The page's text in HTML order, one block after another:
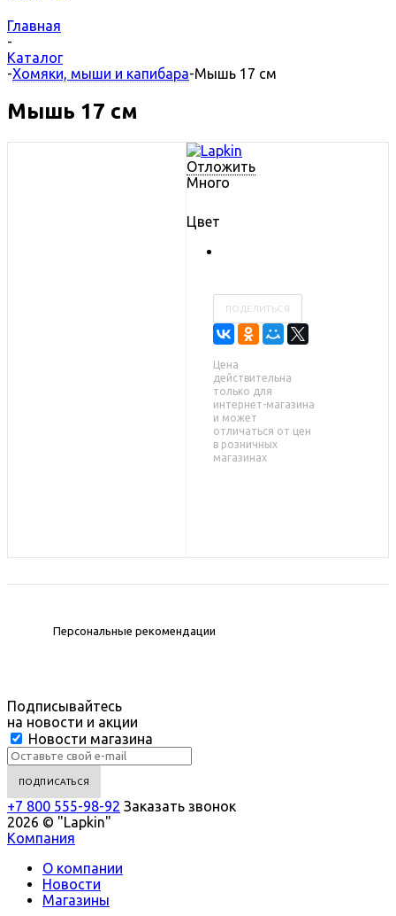
Главная
-
Каталог
-Хомяки, мыши и капибара-Мышь 17 см
Мышь 17 см
Отложить
Много
Цвет
ПОДЕЛИТЬСЯ
Цена
действительна
только для
интернет-магазина
и может
отличаться от цен
в розничных
магазинах
Персональные рекомендации
Подписывайтесь
на новости и акции
Новости магазина
+7 800 555-98-92 Заказать звонок
2026 © "Lapkin"
Компания
О компании
Новости
Магазины